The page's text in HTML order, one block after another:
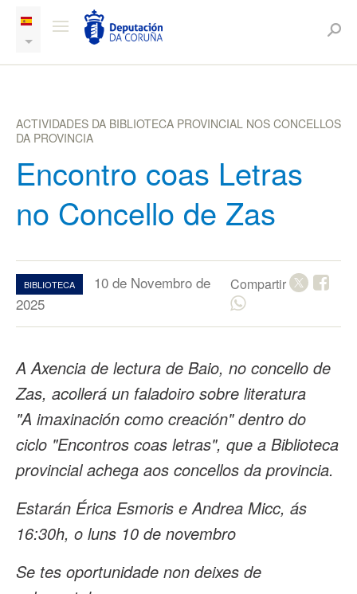
ACTIVIDADES DA BIBLIOTECA PROVINCIAL NOS CONCELLOS
DA PROVINCIA
Encontro coas Letras
no Concello de Zas
BIBLIOTECA
10 de Novembro de
2025
Compartir
A Axencia de lectura de Baio, no concello de
Zas, acollerá un faladoiro sobre literatura
"A imaxinación como creación" dentro do
ciclo "Encontros coas letras", que a Biblioteca
provincial achega aos concellos da provincia.
Estarán Érica Esmoris e Andrea Micc, ás
16:30h, o luns 10 de novembro
Se tes oportunidade non deixes de